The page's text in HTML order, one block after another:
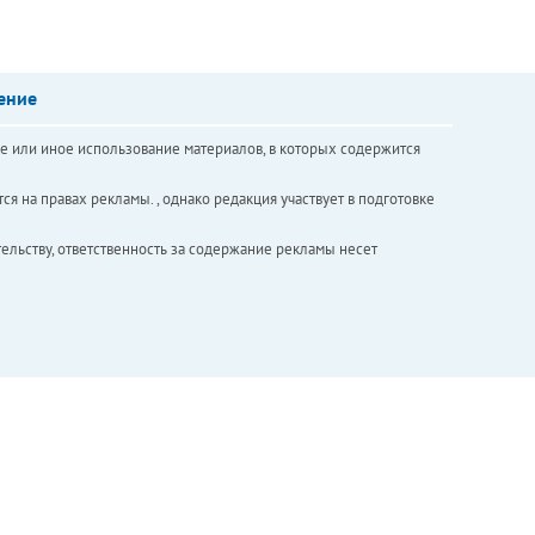
иное использование материалов, в которых содержится
правах рекламы. , однако редакция участвует в подготовке
ответственность за содержание рекламы несет